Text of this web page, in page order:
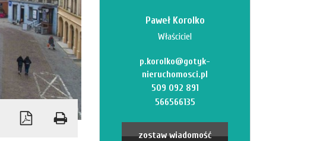
Paweł Korolko
Właściciel
p.korolko@gotyk-
nieruchomosci.pl
509 092 891
566566135
zostaw wiadomość